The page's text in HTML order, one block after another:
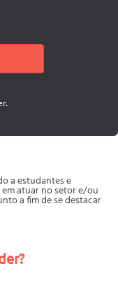
a estudantes e
atuar no setor e/ou
a fim de se destacar